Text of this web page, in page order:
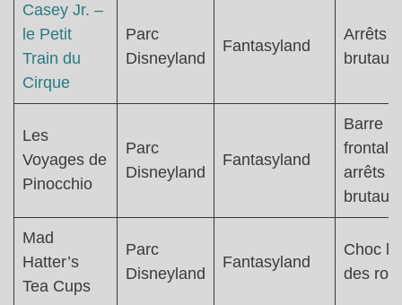
Casey Jr. –
le Petit
Train du
Cirque
Parc
Disneyland
Fantasyland
Arrêts
brutaux
Les
Voyages de
Pinocchio
Parc
Disneyland
Fantasyland
Barre
frontale
arrêts
brutaux
Mad
Hatter’s
Tea Cups
Parc
Disneyland
Fantasyland
Choc
des